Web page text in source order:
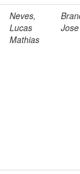
Neves,
Lucas
Mathias